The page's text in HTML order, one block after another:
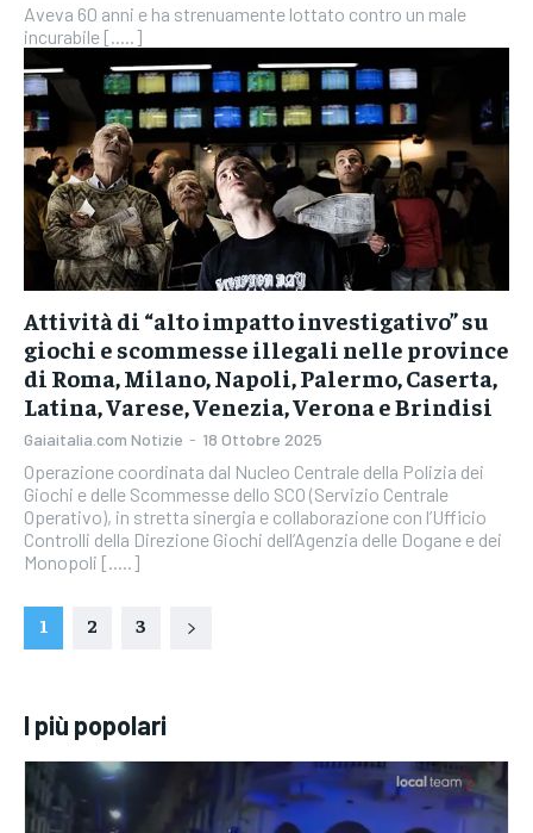
Aveva 60 anni e ha strenuamente lottato contro un male
incurabile [.....]
Attività di “alto impatto investigativo” su
giochi e scommesse illegali nelle province
di Roma, Milano, Napoli, Palermo, Caserta,
Latina, Varese, Venezia, Verona e Brindisi
Gaiaitalia.com Notizie - 18 Ottobre 2025
Operazione coordinata dal Nucleo Centrale della Polizia dei
Giochi e delle Scommesse dello SCO (Servizio Centrale
Operativo), in stretta sinergia e collaborazione con l’Ufficio
Controlli della Direzione Giochi dell’Agenzia delle Dogane e dei
Monopoli [.....]
1 2 3
I più popolari